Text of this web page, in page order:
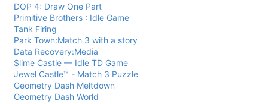
DOP 4: Draw One Part
Primitive Brothers : Idle Game
Tank Firing
Park Town:Match 3 with a story
Data Recovery:Media
Slime Castle — Idle TD Game
Jewel Castle™ - Match 3 Puzzle
Geometry Dash Meltdown
Geometry Dash World